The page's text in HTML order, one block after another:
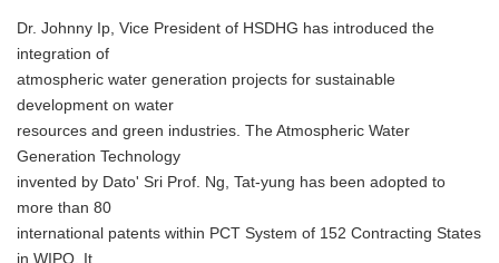
Dr. Johnny Ip, Vice President of HSDHG has introduced the
integration of
atmospheric water generation projects for sustainable
development on water
resources and green industries. The Atmospheric Water
Generation Technology
invented by Dato' Sri Prof. Ng, Tat-yung has been adopted to
more than 80
international patents within PCT System of 152 Contracting States
in WIPO. It